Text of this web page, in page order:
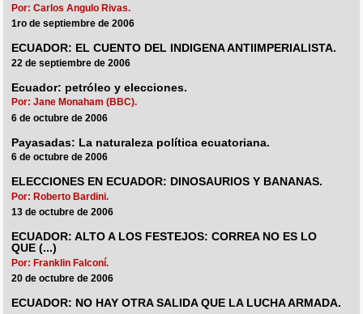
Por: Carlos Angulo Rivas.
1ro de septiembre de 2006
ECUADOR: EL CUENTO DEL INDIGENA ANTIIMPERIALISTA.
22 de septiembre de 2006
Ecuador: petróleo y elecciones.
Por: Jane Monaham (BBC).
6 de octubre de 2006
Payasadas: La naturaleza política ecuatoriana.
6 de octubre de 2006
ELECCIONES EN ECUADOR: DINOSAURIOS Y BANANAS.
Por: Roberto Bardini.
13 de octubre de 2006
ECUADOR: ALTO A LOS FESTEJOS: CORREA NO ES LO
QUE (...)
Por: Franklin Falconí.
20 de octubre de 2006
ECUADOR: NO HAY OTRA SALIDA QUE LA LUCHA ARMADA.